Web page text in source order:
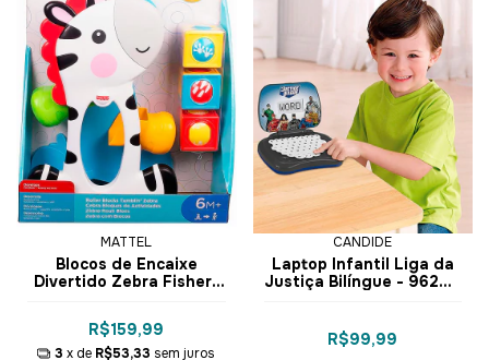
MATTEL
Blocos de Encaixe
Divertido Zebra Fisher-
R$159,99
3 x de R$53,33 sem juros
CANDIDE
Laptop Infantil Liga da
Justiça Bilíngue - 9620 -
R$99,99